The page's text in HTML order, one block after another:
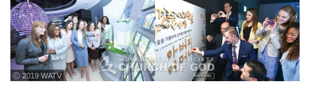
ⓒ 2019 WATV